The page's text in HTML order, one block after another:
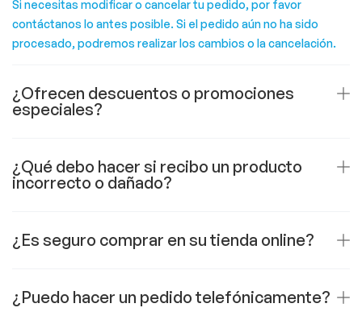
Si necesitas modificar o cancelar tu pedido, por favor
contáctanos lo antes posible. Si el pedido aún no ha sido
procesado, podremos realizar los cambios o la cancelación.
¿Ofrecen descuentos o promociones
especiales?
¿Qué debo hacer si recibo un producto
incorrecto o dañado?
¿Es seguro comprar en su tienda online?
¿Puedo hacer un pedido telefónicamente?